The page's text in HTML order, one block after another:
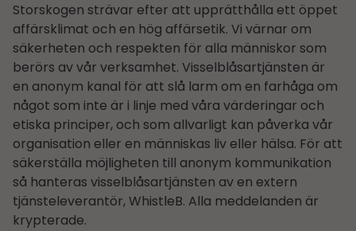
Storskogen strävar efter att upprätthålla ett öppet
affärsklimat och en hög affärsetik. Vi värnar om
säkerheten och respekten för alla människor som
berörs av vår verksamhet. Visselblåsartjänsten är
en anonym kanal för att slå larm om en farhåga om
något som inte är i linje med våra värderingar och
etiska principer, och som allvarligt kan påverka vår
organisation eller en människas liv eller hälsa. För att
säkerställa möjligheten till anonym kommunikation
så hanteras visselblåsartjänsten av en extern
tjänsteleverantör, WhistleB. Alla meddelanden är
krypterade.